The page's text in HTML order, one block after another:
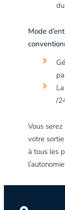
Mode
/
Vous
votre
à tous les